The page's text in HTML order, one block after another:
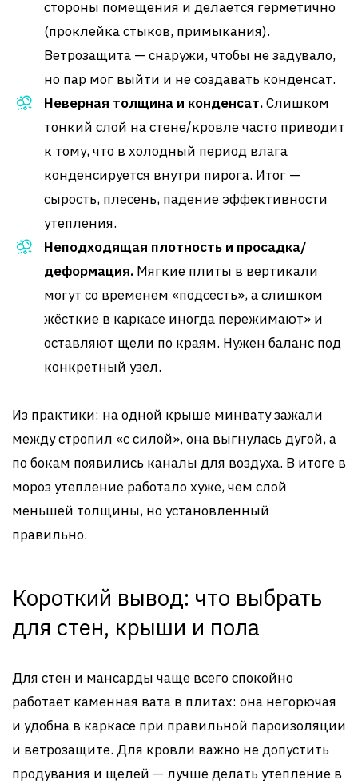
стороны помещения и делается герметично
(проклейка стыков, примыкания).
Ветрозащита — снаружи, чтобы не задувало,
но пар мог выйти и не создавать конденсат.
Неверная толщина и конденсат.Слишком
тонкий слой на стене/кровле часто приводит
к тому, что в холодный период влага
конденсируется внутри пирога. Итог —
сырость, плесень, падение эффективности
утепления.
Неподходящая плотность и просадка/
деформация. Мягкие плиты в вертикали
могут со временем «подсесть», а слишком
жёсткие в каркасе иногда пережимают» и
оставляют щели по краям. Нужен баланс под
конкретный узел.
Из практики: на одной крыше минвату зажали
между стропил «с силой», она выгнулась дугой, а
по бокам появились каналы для воздуха. В итоге в
мороз утепление работало хуже, чем слой
меньшей толщины, но установленный
правильно.
Короткий вывод: что выбрать
для стен, крыши и пола
Для стен и мансарды чаще всего спокойно
работает каменная вата в плитах: она негорючая
и удобна в каркасе при правильной пароизоляции
и ветрозащите. Для кровли важно не допустить
продувания и щелей — лучше делать утепление в